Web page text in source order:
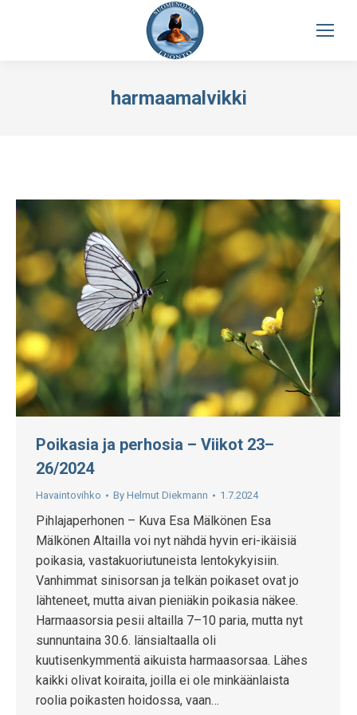
harmaamalvikki
Poikasia ja perhosia – Viikot 23–
26/2024
Havaintovihko By Helmut Diekmann 1.7.2024
Pihlajaperhonen – Kuva Esa Mälkönen Esa
Mälkönen Altailla voi nyt nähdä hyvin eri-ikäisiä
poikasia, vastakuoriutuneista lentokykyisiin.
Vanhimmat sinisorsan ja telkän poikaset ovat jo
lähteneet, mutta aivan pieniäkin poikasia näkee.
Harmaasorsia pesii altailla 7–10 paria, mutta nyt
sunnuntaina 30.6. länsialtaalla oli
kuutisenkymmentä aikuista harmaasorsaa. Lähes
kaikki olivat koiraita, joilla ei ole minkäänlaista
roolia poikasten hoidossa, vaan…